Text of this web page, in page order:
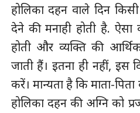
होलिका दहन वाले दिन
देने की मनाही होती है.
होती और व्यक्ति की
जाती हैं। इतना ही नहीं, इस
करें। मान्यता है कि माता-
होलिका दहन की अग्नि को